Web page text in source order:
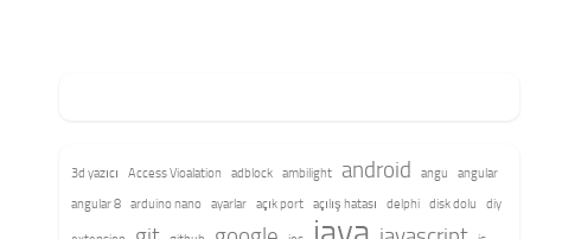
3d yazıcı Access Vioalation adblock ambilight android angu
angular
angular 8
arduino nano ayarlar açık port açılış hatası delphi disk dolu diy